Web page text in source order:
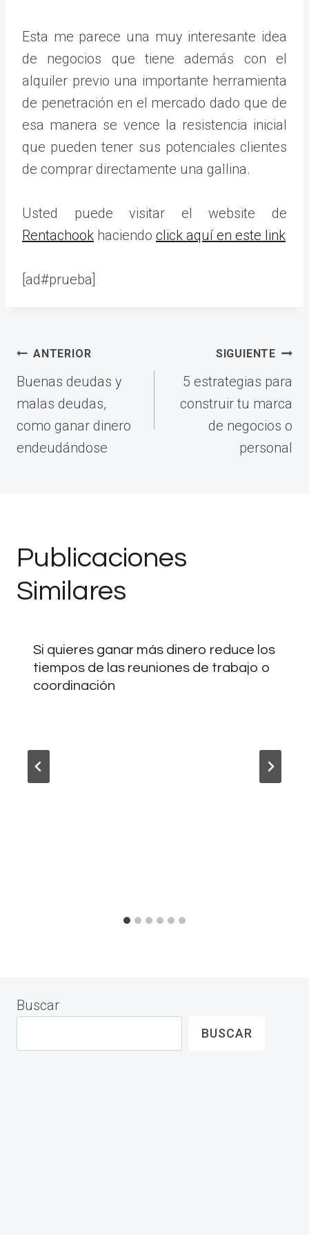
Esta me parece una muy interesante idea
de negocios que tiene además con el
alquiler previo una importante herramienta
de penetración en el mercado dado que de
esa manera se vence la resistencia inicial
que pueden tener sus potenciales clientes
de comprar directamente una gallina.
Usted puede visitar el website de
Rentachook haciendo click aquí en este link
[ad#prueba]
Navegación
de
entradas
ANTERIOR
Buenas deudas y
malas deudas,
como ganar dinero
endeudándose
SIGUIENTE
5 estrategias para
construir tu marca
de negocios o
personal
Publicaciones
Similares
Si quieres ganar más dinero reduce los
tiempos de las reuniones de trabajo o
coordinación
Buscar
BUSCAR